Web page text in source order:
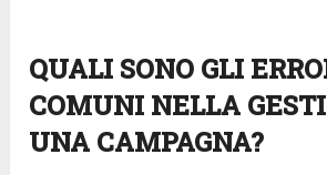
QUALI SONO GLI
COMUNI NELLA
UNA CAMPAGNA?